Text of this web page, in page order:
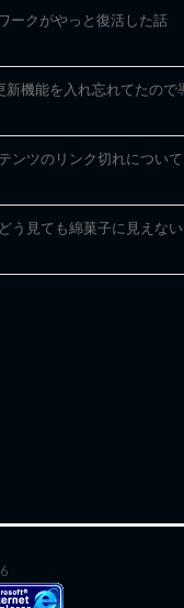
ークがやっと復活した話
新機能を入れ忘れてたので
ンツのリンク切れについて
う見ても綿菓子に見えな